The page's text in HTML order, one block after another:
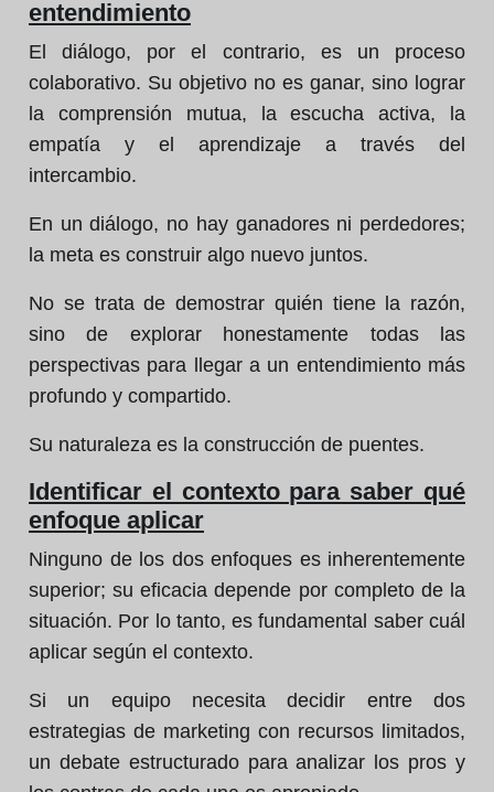
entendimiento
El diálogo, por el contrario, es un proceso
colaborativo. Su objetivo no es ganar, sino lograr
la comprensión mutua, la escucha activa, la
empatía y el aprendizaje a través del
intercambio.
En un diálogo, no hay ganadores ni perdedores;
la meta es construir algo nuevo juntos.
No se trata de demostrar quién tiene la razón,
sino de explorar honestamente todas las
perspectivas para llegar a un entendimiento más
profundo y compartido.
Su naturaleza es la construcción de puentes.
Identificar el contexto para saber qué
enfoque aplicar
Ninguno de los dos enfoques es inherentemente
superior; su eficacia depende por completo de la
situación. Por lo tanto, es fundamental saber cuál
aplicar según el contexto.
Si un equipo necesita decidir entre dos
estrategias de marketing con recursos limitados,
un debate estructurado para analizar los pros y